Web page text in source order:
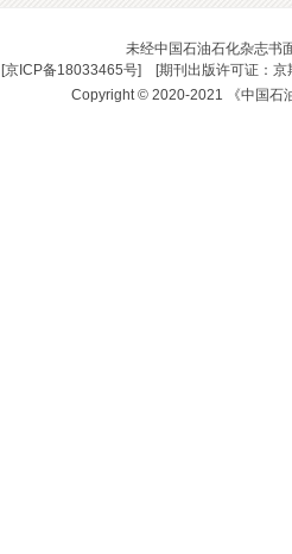
未经中国石油石化杂志书
[京ICP备18033465号] [期刊出版许可证：
Copyright © 2020-2021 《中国石